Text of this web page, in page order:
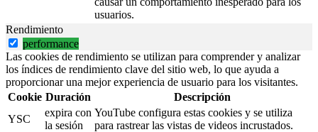
usuarios.
Rendimiento
performance
Las cookies de rendimiento se utilizan para comprender y analizar
los índices de rendimiento clave del sitio web, lo que ayuda a
proporcionar una mejor experiencia de usuario para los visitantes.
Cookie Duración
Descripción
YSC
expira con
la sesión
YouTube configura estas cookies y se utiliza
para rastrear las vistas de videos incrustados.